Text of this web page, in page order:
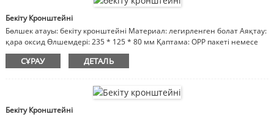
Бекіту Кронштейні
Бөлшек атауы: бекіту кронштейні Материал: легирленген болат Аяқтау:
қара оксид Өлшемдері: 235 * 125 * 80 мм Қаптама: OPP пакеті немесе
қорап, картон, ағаш қорап Ескертпе: материал, әрлеу, өлшемдер
реттеледі
СҰРАУ ДЕТАЛЬ
Бекіту Кронштейні